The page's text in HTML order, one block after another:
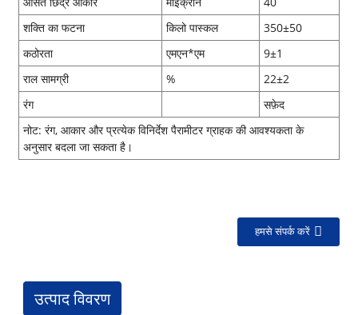
शक्ति का फटना
किलो पास्कल
350±50
कठोरता
एमएन*एम
9±1
राल सामग्री
%
22±2
रंग
सफ़ेद
नोट: रंग, आकार और प्रत्येक विनिर्देश पैरामीटर ग्राहक की आवश्यकता के
अनुसार बदला जा सकता है।
हमसे संपर्क करें
उत्पाद विवरण